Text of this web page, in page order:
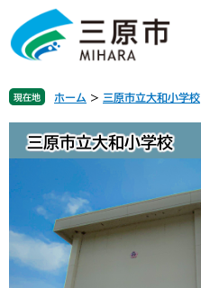
ジ
頭
で
。
ュ
飛
ば
て
現在地 ホーム > 三原市立大和小学校
三原市立大和小学校